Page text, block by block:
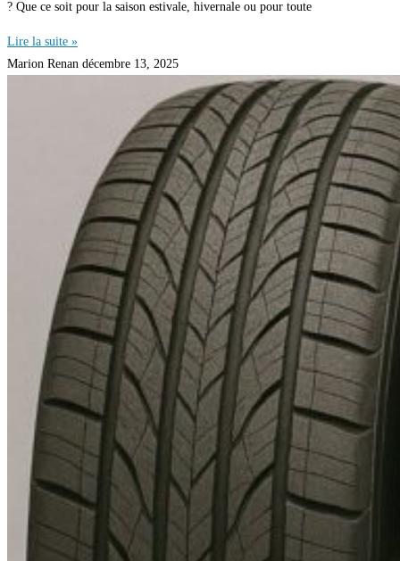
? Que ce soit pour la saison estivale, hivernale ou pour toute
Lire la suite »
Marion Renan décembre 13, 2025